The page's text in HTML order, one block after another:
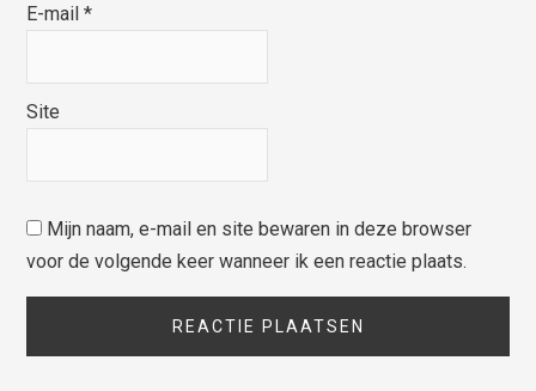
E-mail*
Site
Mijn naam, e-mail en site bewaren in deze browser
voor de volgende keer wanneer ik een reactie plaats.